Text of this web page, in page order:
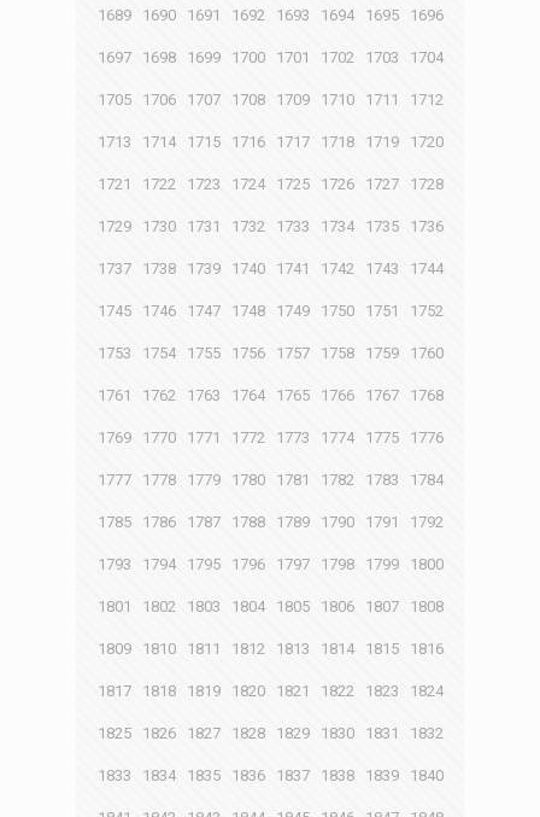
1689 1690 1691 1692 1693 1694 1695 1696
1697 1698 1699 1700 1701 1702 1703 1704
1705 1706 1707 1708 1709 1710 1711 1712
1713 1714 1715 1716 1717 1718 1719 1720
1721 1722 1723 1724 1725 1726 1727 1728
1729 1730 1731 1732 1733 1734 1735 1736
1737 1738 1739 1740 1741 1742 1743 1744
1745 1746 1747 1748 1749 1750 1751 1752
1753 1754 1755 1756 1757 1758 1759 1760
1761 1762 1763 1764 1765 1766 1767 1768
1769 1770 1771 1772 1773 1774 1775 1776
1777 1778 1779 1780 1781 1782 1783 1784
1785 1786 1787 1788 1789 1790 1791 1792
1793 1794 1795 1796 1797 1798 1799 1800
1801 1802 1803 1804 1805 1806 1807 1808
1809 1810 1811 1812 1813 1814 1815 1816
1817 1818 1819 1820 1821 1822 1823 1824
1825 1826 1827 1828 1829 1830 1831 1832
1833 1834 1835 1836 1837 1838 1839 1840